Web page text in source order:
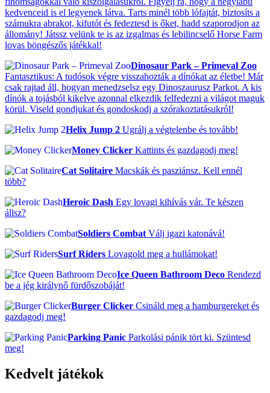
kedvenceid is el legyenek látva. Tarts minél több lófajtát, biztosíts a
számukra abrakot, kifutót és fedeztesd is őket, hadd szaporodjon az
állomány! Játssz velünk te is az izgalmas és lebilincselő Horse Farm
lovas böngészős játékkal!
Dinosaur Park – Primeval Zoo
Fantasztikus: A tudósok végre visszahozták a dínókat az életbe! Már
csak rajtad áll, hogyan menedzselsz egy Dinoszaurusz Parkot. A kis
dínók a tojásból kikelve azonnal elkezdik felfedezni a világot maguk
körül. Viseld gondjukat és gondoskodj a szórakoztatásukról!
Helix Jump 2 Ugrálj a végtelenbe és tovább!
Money Clicker Kattints és gazdagodj meg!
Cat Solitaire Macskák és pasziánsz. Kell ennél
több?
Heroic Dash Egy lovagi kihívás vár. Te készen
állsz?
Soldiers Combat Válj igazi katonává!
Surf Riders Lovagold meg a hullámokat!
Ice Queen Bathroom Deco Rendezd
be a jég királynő fürdőszobáját!
Burger Clicker Csináld meg a hamburgereket és
gazdagodj meg!
Parking Panic Parkolási pánik tört ki. Szüntesd
meg!
Kedvelt játékok